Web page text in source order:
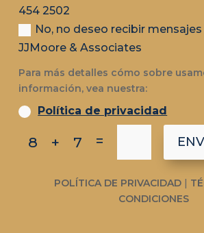
454 2502
No, no deseo recibir
JJMoore & Associates
Para más detalles cómo sobre
información, vea nuestra:
Política de privacidad
8 + 7 =
POLÍTICA DE PRIVACIDAD |
CONDICIONES